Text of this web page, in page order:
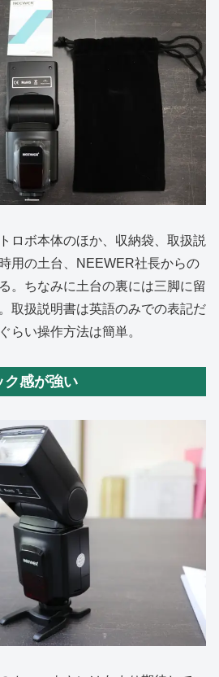
ロボ本体のほか、収納袋、取扱説
用の土台、NEEWER社長からの
。ちなみに土台の裏には三脚に留
取扱説明書は英語のみでの表記だ
らい操作方法は簡単。
ク感が強い